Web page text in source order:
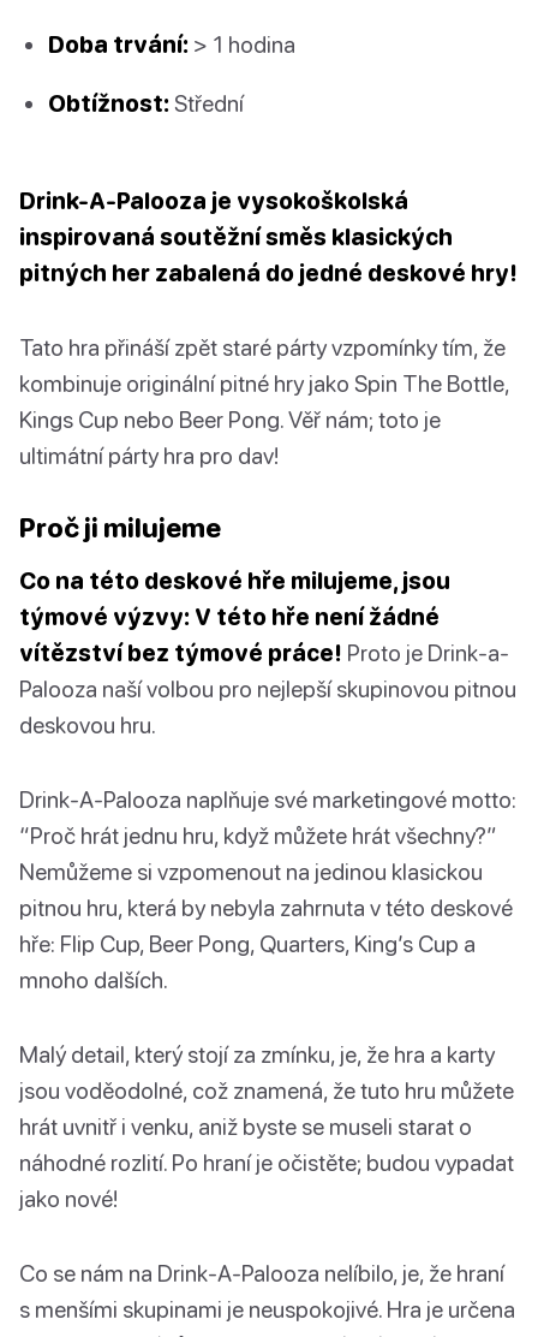
Doba trvání: > 1 hodina
Obtížnost: Střední
Drink-A-Palooza je vysokoškolská
inspirovaná soutěžní směs klasických
pitných her zabalená do jedné deskové hry!
Tato hra přináší zpět staré párty vzpomínky tím, že
kombinuje originální pitné hry jako Spin The Bottle,
Kings Cup nebo Beer Pong. Věř nám; toto je
ultimátní párty hra pro dav!
Proč ji milujeme
Co na této deskové hře milujeme, jsou
týmové výzvy: V této hře není žádné
vítězství bez týmové práce! Proto je Drink-a-
Palooza naší volbou pro nejlepší skupinovou pitnou
deskovou hru.
Drink-A-Palooza naplňuje své marketingové motto:
“Proč hrát jednu hru, když můžete hrát všechny?”
Nemůžeme si vzpomenout na jedinou klasickou
pitnou hru, která by nebyla zahrnuta v této deskové
hře: Flip Cup, Beer Pong, Quarters, King’s Cup a
mnoho dalších.
Malý detail, který stojí za zmínku, je, že hra a karty
jsou voděodolné, což znamená, že tuto hru můžete
hrát uvnitř i venku, aniž byste se museli starat o
náhodné rozlití. Po hraní je očistěte; budou vypadat
jako nové!
Co se nám na Drink-A-Palooza nelíbilo, je, že hraní
s menšími skupinami je neuspokojivé. Hra je určena